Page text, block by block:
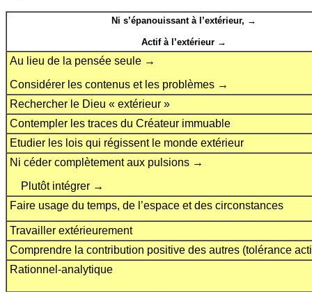
Ni s’épanouissant à l’extérieur, →
Actif à l’extérieur →
Au lieu de la pensée seule →
Considérer les contenus et les problèmes →
Rechercher le Dieu « extérieur »
Contempler les traces du Créateur immuable
Etudier les lois qui régissent le monde extérieur
Ni céder complètement aux pulsions →
Plutôt intégrer →
Faire usage du temps, de l’espace et des circonstances
Travailler extérieurement
Comprendre la contribution positive des autres (tolérance
Rationnel-analytique